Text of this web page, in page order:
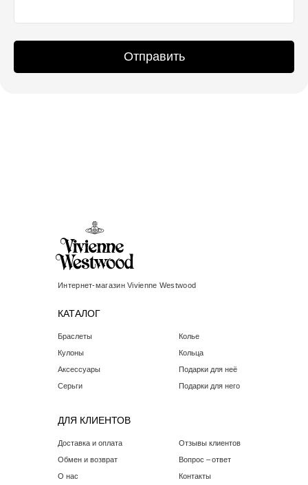
Отправить
КАТАЛОГ
ДЛЯ КЛИЕНТОВ
Интернет-магазин Vivienne Westwood
Доставка и оплата
Обмен и возврат
Вопрос – ответ
Отзывы клиентов
О нас Контакты
Браслеты
Серьги
Кулоны
Колье
Кольца
Аксессуары
Подарки для неё
Подарки для него